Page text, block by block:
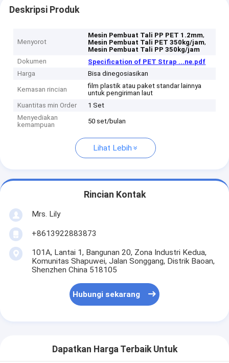
Deskripsi Produk
Menyorot
Mesin Pembuat Tali PP PET 1.2mm,
Mesin Pembuat Tali PET 350kg/jam,
Mesin Pembuat Tali PP 350kg/jam
Dokumen
Specification of PET Strap ...ne.pdf
Harga
Bisa dinegosiasikan
Kemasan rincian
film plastik atau paket standar lainnya
untuk pengiriman laut
Kuantitas min Order
1 Set
Menyediakan
kemampuan
50 set/bulan
Lihat Lebih
Rincian Kontak
Mrs. Lily
+8613922883873
101A, Lantai 1, Bangunan 20, Zona Industri Kedua,
Komunitas Shapuwei, Jalan Songgang, Distrik Baoan,
Shenzhen China 518105
Hubungi sekarang
Dapatkan Harga Terbaik Untuk